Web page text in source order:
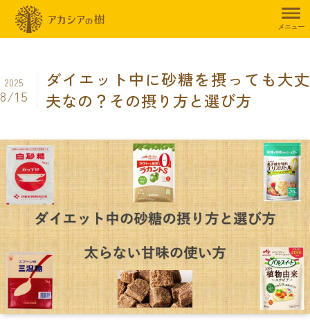
メニュー
トップページ 暮らしのお役立ち情報 ダイエット中
ダイエット中に砂糖を摂っても大丈
夫なの？その摂り方と選び方
2025
8/15